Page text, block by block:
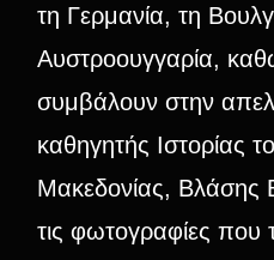
τη Γερμανία, τη
Αυστροουγγαρία,
συμβάλουν στην
καθηγητής Ιστορίας
Μακεδονίας, Βλάσης
τις φωτογραφίες